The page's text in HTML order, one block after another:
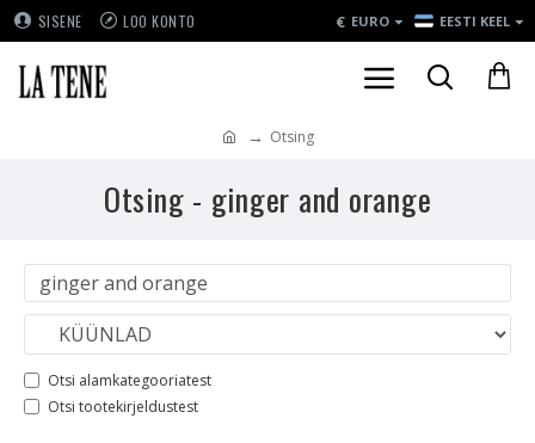
SISENE LOO KONTO € EURO EESTI KEEL
Otsing
Otsing - ginger and orange
Otsi alamkategooriatest
Otsi tootekirjeldustest